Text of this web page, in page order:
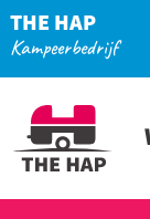
THE HAP
Kampeerbedrijf